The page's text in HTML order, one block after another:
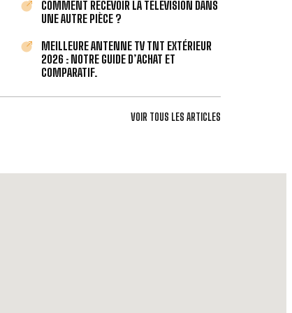
COMMENT RECEVOIR LA TÉLÉVISION DANS
UNE AUTRE PIÈCE ?
MEILLEURE ANTENNE TV TNT EXTÉRIEUR
2026 : NOTRE GUIDE D’ACHAT ET
COMPARATIF.
VOIR TOUS LES ARTICLES